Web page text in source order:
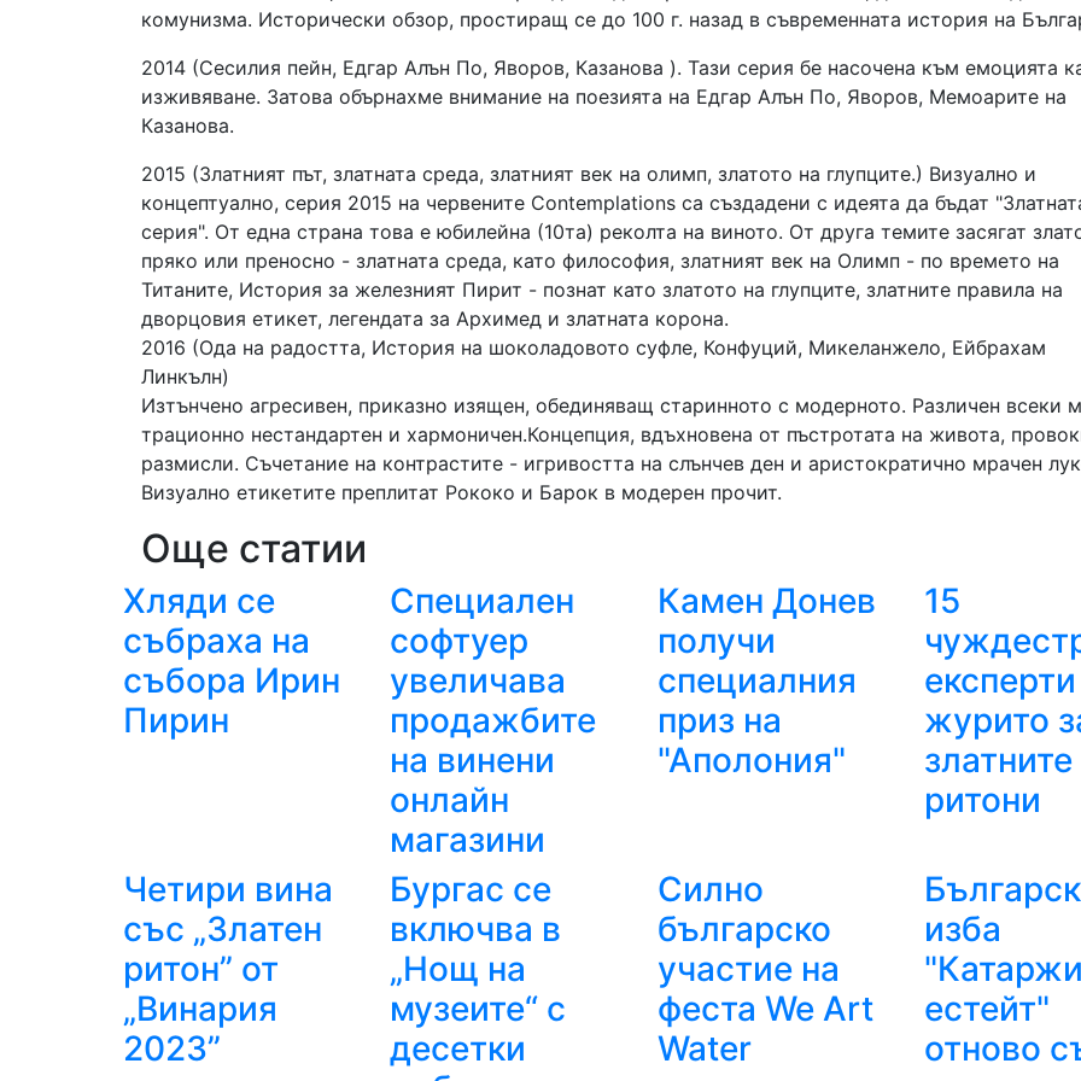
комунизма. Исторически обзор, простиращ се до 100 г. назад в съвременната история на
2014 (Сесилия пейн, Едгар Алън По, Яворов, Казанова ). Тази серия бе насочена към емоцията
изживяване. Затова обърнахме внимание на поезията на Едгар Алън По, Яворов, Мемоарите на
Казанова.
2015 (Златният път, златната среда, златният век на олимп, златото на глупците.) Визуално и
концептуално, серия 2015 на червените Contemplations са създадени с идеята да бъдат
серия". От една страна това е юбилейна (10та) реколта на виното. От друга темите засягат
пряко или преносно - златната среда, като философия, златният век на Олимп - по времето на
Титаните, История за железният Пирит - познат като златото на глупците, златните правила на
дворцовия етикет, легендата за Архимед и златната корона.
2016 (Ода на радостта, История на шоколадовото суфле, Конфуций, Микеланжело, Ейбрахам
Линкълн)
Изтънчено агресивен, приказно изящен, обединяващ старинното с модерното. Различен всеки
трационно нестандартен и хармоничен.Концепция, вдъхновена от пъстротата на живота,
размисли. Съчетание на контрастите - игривостта на слънчев ден и аристократично мрачен
Визуално етикетите преплитат Рококо и Барок в модерен прочит.
Още статии
Хляди се
събраха на
събора Ирин
Пирин
Специален
софтуер
увеличава
продажбите
на винени
онлайн
магазини
Камен Донев
получи
специалния
приз на
"Аполония"
15
журито
златните
ритони
Четири вина
със „Златен
ритон” от
„Винария
2023”
Бургас се
включва в
„Нощ на
музеите“ с
десетки
Силно
българско
участие на
феста We Art
Water
изба
естейт"
отново